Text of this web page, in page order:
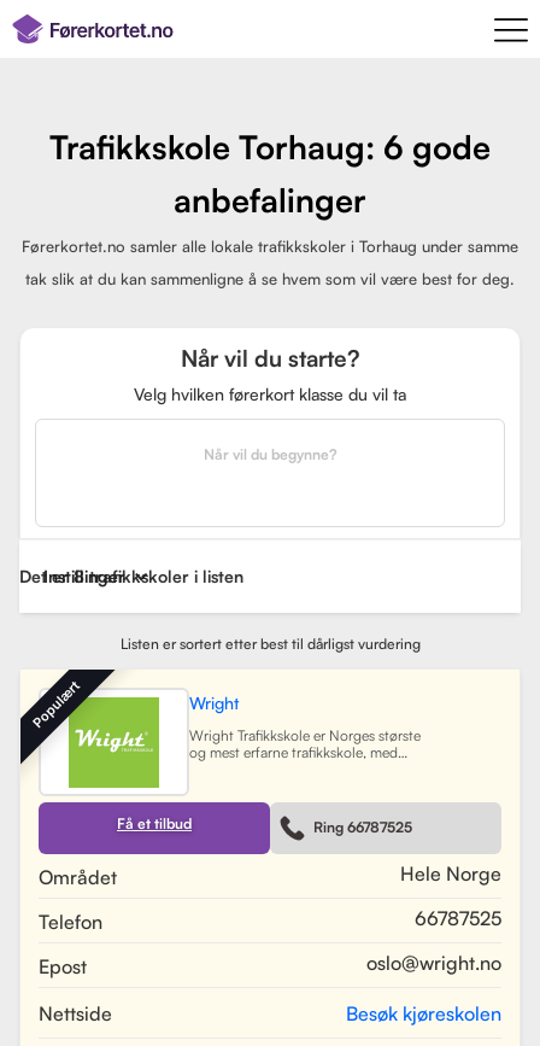
Trafikkskole Torhaug: 6 gode
anbefalinger
Førerkortet.no samler alle lokale trafikkskoler i Torhaug under samme
tak slik at du kan sammenligne å se hvem som vil være best for deg.
Når vil du starte?
Velg hvilken førerkort klasse du vil ta
Når vil du begynne?
Det er 8 trafikkskoler i listen
Instillinger
Listen er sortert etter best til dårligst vurdering
Wright
Wright Trafikkskole er Norges største
og mest erfarne trafikkskole, med
Trøndelag. Siden oppstarten har
skolen hatt som mål å tilby
profesjonell og engasjert
trafikopplæring for både
kjøretimer med all nødvendig
moderne digitale systemer for å
gjøre det enkelt for elever å booke
Få et tilbud Ring 66787525
Området
Hele Norge
Telefon
66787525
Epost
oslo@wright.no
Nettside Besøk kjøreskolen
Populært